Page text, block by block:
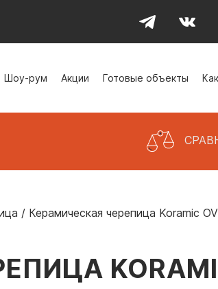
Шоу-рум Акции Готовые объекты
/ Керамическая черепица Koramic